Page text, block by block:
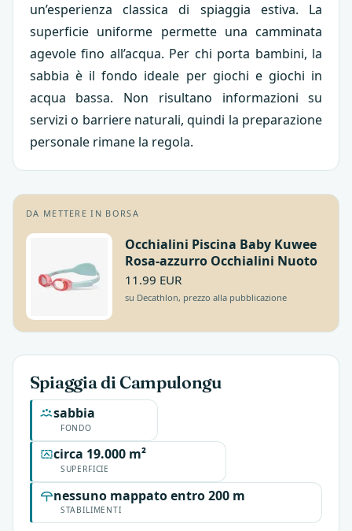
un’esperienza classica di spiaggia estiva. La
superficie uniforme permette una camminata
agevole fino all’acqua. Per chi porta bambini, la
sabbia è il fondo ideale per giochi e giochi in
acqua bassa. Non risultano informazioni su
servizi o barriere naturali, quindi la preparazione
personale rimane la regola.
DA METTERE IN BORSA
Occhialini Piscina Baby Kuwee
Rosa-azzurro Occhialini Nuoto
11.99 EUR
su Decathlon, prezzo alla pubblicazione
Spiaggia di Campulongu
FONDO
sabbia
SUPERFICIE
circa 19.000 m²
STABILIMENTI
nessuno mappato entro 200 m